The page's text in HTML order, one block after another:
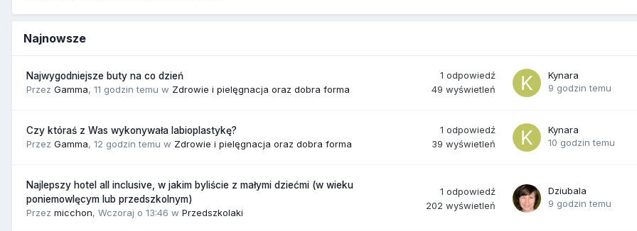
Najnowsze
Najwygodniejsze buty na co dzień
Przez Gamma, 11 godzin temu w Zdrowie i pielęgnacja oraz dobra forma
1 odpowiedź
49 wyświetleń
Kynara
9 godzin temu
Czy któraś z Was wykonywała labioplastykę?
Przez Gamma, 12 godzin temu w Zdrowie i pielęgnacja oraz dobra forma
1 odpowiedź
39 wyświetleń
Kynara
10 godzin temu
Najlepszy hotel all inclusive, w jakim byliście z małymi dziećmi (w wieku
poniemowlęcym lub przedszkolnym)
Przez micchon, Wczoraj o 13:46 w Przedszkolaki
1 odpowiedź
202 wyświetleń
Dziubala
9 godzin temu